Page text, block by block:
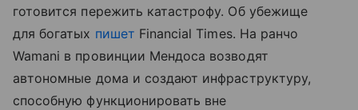
готовится пережить катастрофу. Об убежище
для богатых пишет Financial Times. На ранчо
Wamani в провинции Мендоса возводят
автономные дома и создают инфраструктуру,
способную функционировать вне